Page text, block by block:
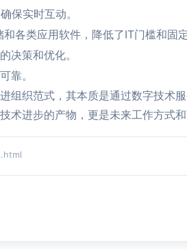
保实时互动。
各类应用软件，降低了IT门槛和固定
决策和优化。
靠。
组织范式，其本质是通过数字技术
进步的产物，更是未来工作方式和